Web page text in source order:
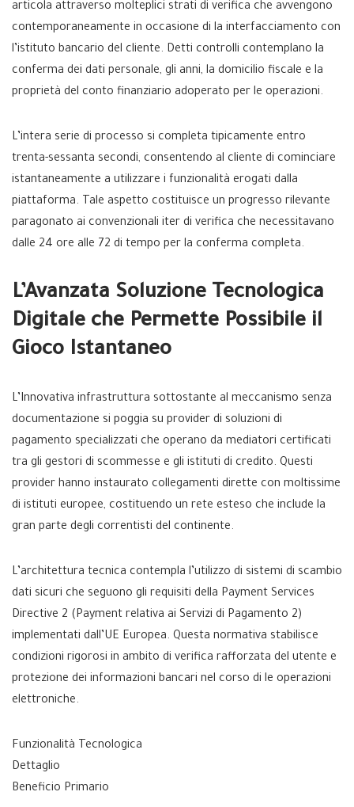
articola attraverso molteplici strati di verifica che avvengono
contemporaneamente in occasione di la interfacciamento con
l’istituto bancario del cliente. Detti controlli contemplano la
conferma dei dati personale, gli anni, la domicilio fiscale e la
proprietà del conto finanziario adoperato per le operazioni.
L’intera serie di processo si completa tipicamente entro
trenta-sessanta secondi, consentendo al cliente di cominciare
istantaneamente a utilizzare i funzionalità erogati dalla
piattaforma. Tale aspetto costituisce un progresso rilevante
paragonato ai convenzionali iter di verifica che necessitavano
dalle 24 ore alle 72 di tempo per la conferma completa.
L’Avanzata Soluzione Tecnologica
Digitale che Permette Possibile il
Gioco Istantaneo
L’Innovativa infrastruttura sottostante al meccanismo senza
documentazione si poggia su provider di soluzioni di
pagamento specializzati che operano da mediatori certificati
tra gli gestori di scommesse e gli istituti di credito. Questi
provider hanno instaurato collegamenti dirette con moltissime
di istituti europee, costituendo un rete esteso che include la
gran parte degli correntisti del continente.
L’architettura tecnica contempla l’utilizzo di sistemi di scambio
dati sicuri che seguono gli requisiti della Payment Services
Directive 2 (Payment relativa ai Servizi di Pagamento 2)
implementati dall’UE Europea. Questa normativa stabilisce
condizioni rigorosi in ambito di verifica rafforzata del utente e
protezione dei informazioni bancari nel corso di le operazioni
elettroniche.
Funzionalità Tecnologica
Dettaglio
Beneficio Primario